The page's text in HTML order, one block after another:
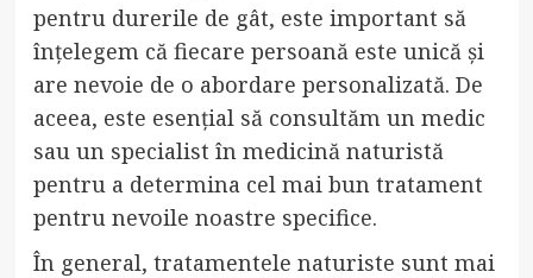
pentru durerile de gât, este important să
înțelegem că fiecare persoană este unică și
are nevoie de o abordare personalizată. De
aceea, este esențial să consultăm un medic
sau un specialist în medicină naturistă
pentru a determina cel mai bun tratament
pentru nevoile noastre specifice.
În general, tratamentele naturiste sunt mai